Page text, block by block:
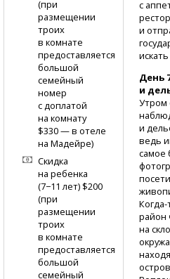
с
и
День
и
Утром
и
ведь
самое
Когда-
район
на
(при
размещении
троих
в комнате
предоставляется
большой
семейный
номер
с доплатой
на комнату
$330 — в отеле
на Мадейре)
Скидка
на ребенка
(7−11 лет) $200
(при
размещении
троих
в комнате
предоставляется
большой
семейный